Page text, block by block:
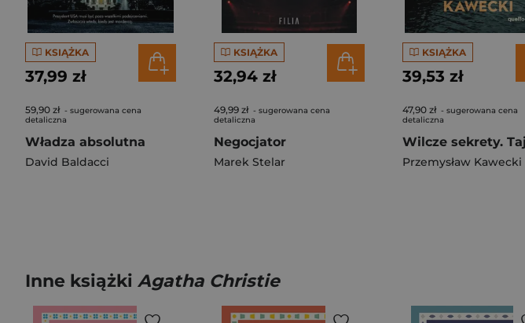
KSIĄŻKA
37,99 zł
59,90 zł - sugerowana cena
detaliczna
Władza absolutna
David Baldacci
KSIĄŻKA
32,94 zł
49,99 zł - sugerowana cena
detaliczna
Negocjator
Marek Stelar
KSIĄŻKA
39,53 zł
47,90 zł - sugerowana cena
detaliczna
Przemysław Kawecki
Inne książki Agatha Christie